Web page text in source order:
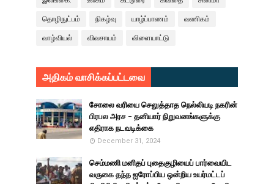
தொழிநுட்பம் நிகழ்வு யாழ்ப்பாணம் வணிகம்
வாழ்வியல் விவசாயம் விளையாட்டு
அதிகம் வாசிக்கப்பட்டவை
சோலை வரியை செலுத்தாத நெல்லியடி நகரின்
பிரபல அரச - தனியார் நிறுவனங்களுக்கு
எதிராக நடவடிக்கை
December 31, 2024
செம்மணி மனிதப் புதைகுழியைப் பார்வையிட
வருகை தந்த ஐரோப்பிய ஒன்றிய உயர்மட்டப்